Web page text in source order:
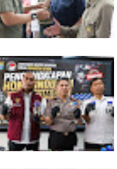
D DPRDSU Ikut Gubsu
Nasution Berkantor di